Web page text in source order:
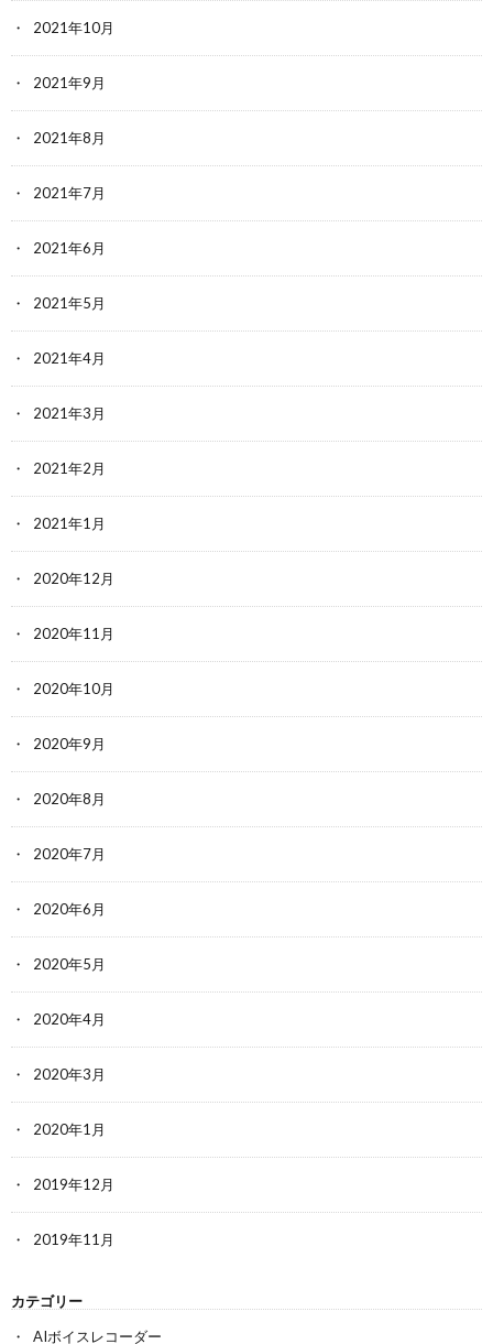
2021年10月
2021年9月
2021年8月
2021年7月
2021年6月
2021年5月
2021年4月
2021年3月
2021年2月
2021年1月
2020年12月
2020年11月
2020年10月
2020年9月
2020年8月
2020年7月
2020年6月
2020年5月
2020年4月
2020年3月
2020年1月
2019年12月
2019年11月
カテゴリー
AIボイスレコーダー